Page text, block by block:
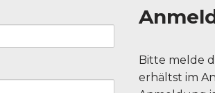
Bitte melde
erhältst im